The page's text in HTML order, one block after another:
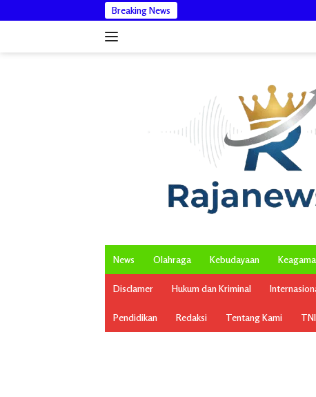
ke
Breaking News
News Olahraga Kebudayaan
Disclamer Hukum dan Kriminal
Pendidikan Redaksi Tentang Kami